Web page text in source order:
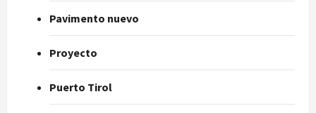
Pavimento nuevo
Proyecto
Puerto Tirol